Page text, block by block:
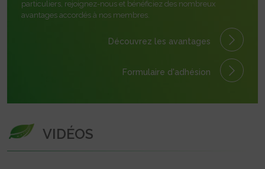
particuliers, rejoignez-nous et bénéficiez des nombreux
avantages accordés à nos membres.
Découvrez les avantages
Formulaire d'adhésion
VIDÉOS